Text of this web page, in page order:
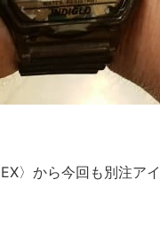
〉から今回も別注ア